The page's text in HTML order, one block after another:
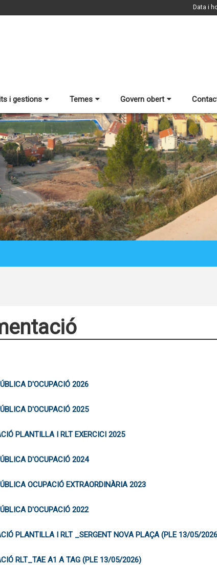
Data i
i gestions Temes Govern obert
D'OCUPACIÓ 2026
D'OCUPACIÓ 2025
PLANTILLA I RLT EXERCICI 2025
D'OCUPACIÓ 2024
OCUPACIÓ EXTRAORDINÀRIA 2023
D'OCUPACIÓ 2022
PLANTILLA I RLT _SERGENT NOVA PLAÇA (PLE 13/05/
RLT_TAE A1 A TAG (PLE 13/05/2026)